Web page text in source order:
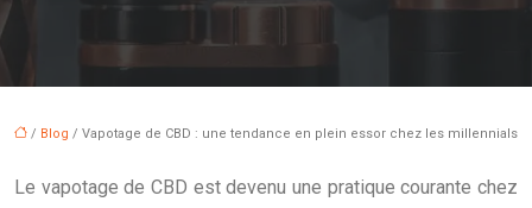
/ Blog / Vapotage de CBD : une tendance en plein essor chez les millennials
Le vapotage de CBD est devenu une pratique courante chez